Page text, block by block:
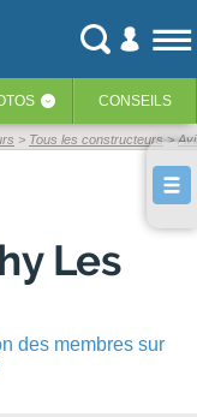
‹ CONSEILS
Tous les constructeurs
Les
des membres sur